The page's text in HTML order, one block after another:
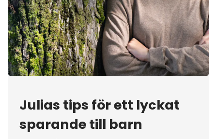
Julias tips för ett lyckat
sparande till barn